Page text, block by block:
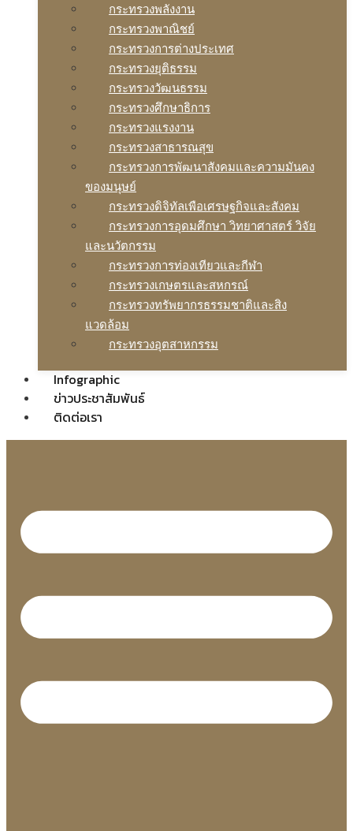
กระทรวงพลังงาน
กระทรวงพาณิชย์
กระทรวงการต่างประเทศ
กระทรวงยุติธรรม
กระทรวงวัฒนธรรม
กระทรวงศึกษาธิการ
กระทรวงแรงงาน
กระทรวงสาธารณสุข
กระทรวงการพัฒนาสังคมและความมันคง
ของมนุษย์
กระทรวงดิจิทัลเพือเศรษฐกิจและสังคม
กระทรวงการอุดมศึกษา วิทยาศาสตร์ วิจัย
และนวัตกรรม
กระทรวงการท่องเทียวและกีฬา
กระทรวงเกษตรและสหกรณ์
กระทรวงทรัพยากรธรรมชาติและสิง
แวดล้อม
กระทรวงอุตสาหกรรม
Infographic
ข่าวประชาสัมพันธ์
ติดต่อเรา